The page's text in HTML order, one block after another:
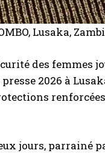
Lusaka,
des
2026 à
jours, parrainé